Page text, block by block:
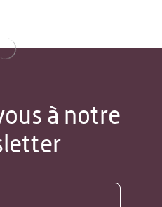
à notre